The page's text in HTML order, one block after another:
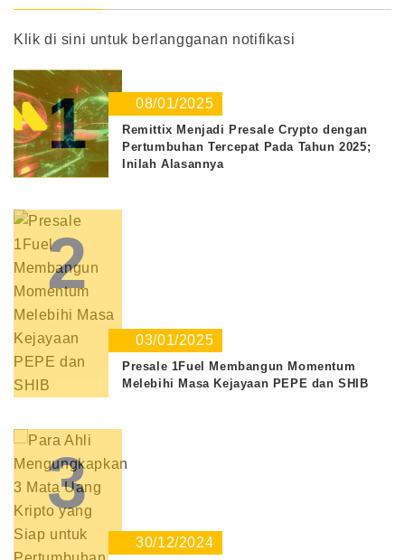
Klik di sini untuk berlangganan notifikasi
1 08/01/2025
Remittix Menjadi Presale Crypto dengan
Pertumbuhan Tercepat Pada Tahun 2025;
Inilah Alasannya
2
03/01/2025
Presale 1Fuel Membangun Momentum
Melebihi Masa Kejayaan PEPE dan SHIB
3
30/12/2024